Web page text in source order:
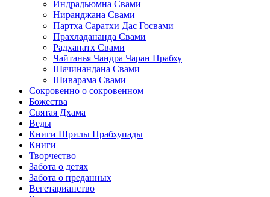
Индрадьюмна Свами
Ниранджана Свами
Партха Саратхи Дас Госвами
Прахладананда Свами
Радханатх Свами
Чайтанья Чандра Чаран Прабху
Шачинандана Свами
Шиварама Свами
Сокровенно о сокровенном
Божества
Святая Дхама
Веды
Книги Шрилы Прабхупады
Книги
Творчество
Забота о детях
Забота о преданных
Вегетарианство